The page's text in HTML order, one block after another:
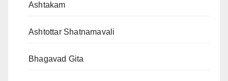
Ashtakam
Ashtottar Shatnamavali
Bhagavad Gita